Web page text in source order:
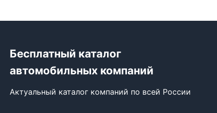
Бесплатный каталог
автомобильных компаний
Актуальный каталог компаний по всей России